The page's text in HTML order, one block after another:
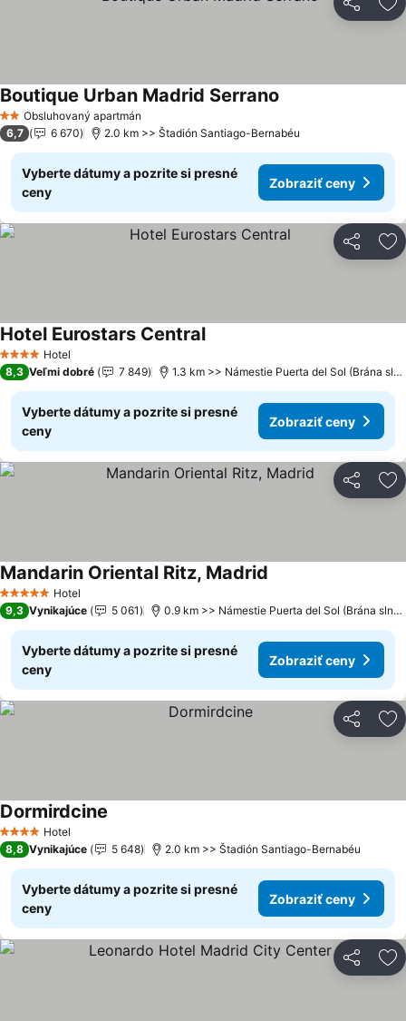
Zdieľať
2 Počet hviezdičiek
Obsluhovaný apartmán
Boutique Urban Madrid Serrano
6,7 6 670 2.0 km >> Štadión Santiago-Bernabéu
Vyberte dátumy a pozrite si presné
ceny
Zobraziť ceny
Zdieľať
4 Počet hviezdičiek
Hotel
Hotel Eurostars Central
8,3 Veľmi dobré 7 849 1.3 km >> Námestie Puerta del Sol (Brána slnka)
Vyberte dátumy a pozrite si presné
ceny
Zobraziť ceny
Zdieľať
5 Počet hviezdičiek
Hotel
Mandarin Oriental Ritz, Madrid
9,3 Vynikajúce 5 061 0.9 km >> Námestie Puerta del Sol (Brána slnka)
Vyberte dátumy a pozrite si presné
ceny
Zobraziť ceny
Zdieľať
4 Počet hviezdičiek
Hotel
Dormirdcine
8,8 Vynikajúce 5 648 2.0 km >> Štadión Santiago-Bernabéu
Vyberte dátumy a pozrite si presné
ceny
Zobraziť ceny
Zdieľať